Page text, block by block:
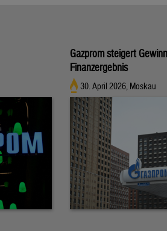
Gazprom steigert
Finanzergebnis
30. April 2026, Moskau